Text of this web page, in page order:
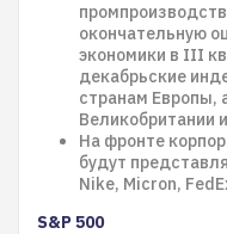
окончательную
экономики в III
декабрьские
странам Европы,
Великобритании
На фронте
будут
Nike, Micron,
S&P 500